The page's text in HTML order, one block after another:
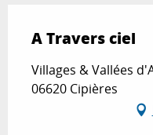
A Travers ciel
Villages & Vallées
06620 Cipières